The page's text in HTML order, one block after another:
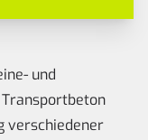
und
verschiedener